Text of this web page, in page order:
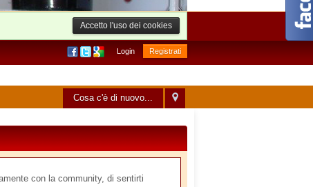
Accetto l'uso dei cookies
Login Registrati
Cosa c'è di nuovo...
con la community, di sentirti